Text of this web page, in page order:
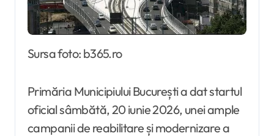
Sursa foto: b365.ro
Primăria Municipiului București a dat startul
oficial sâmbătă, 20 iunie 2026, unei ample
campanii de reabilitare și modernizare a